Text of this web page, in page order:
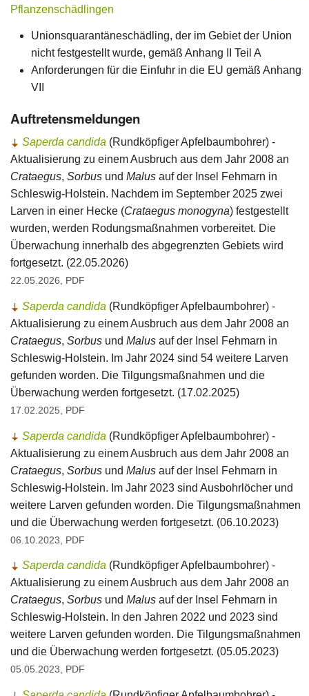
Pflanzenschädlingen
Unionsquarantäneschädling, der im Gebiet der Union
nicht festgestellt wurde, gemäß Anhang II Teil A
Anforderungen für die Einfuhr in die EU gemäß Anhang
VII
Auftretensmeldungen
Saperda candida (Rundköpfiger Apfelbaumbohrer) -
Aktualisierung zu einem Ausbruch aus dem Jahr 2008 an
Crataegus, Sorbus und Malus auf der Insel Fehmarn in
Schleswig-Holstein. Nachdem im September 2025 zwei
Larven in einer Hecke (Crataegus monogyna) festgestellt
wurden, werden Rodungsmaßnahmen vorbereitet. Die
Überwachung innerhalb des abgegrenzten Gebiets wird
fortgesetzt. (22.05.2026)
22.05.2026, PDF
Saperda candida (Rundköpfiger Apfelbaumbohrer) -
Aktualisierung zu einem Ausbruch aus dem Jahr 2008 an
Crataegus, Sorbus und Malus auf der Insel Fehmarn in
Schleswig-Holstein. Im Jahr 2024 sind 54 weitere Larven
gefunden worden. Die Tilgungsmaßnahmen und die
Überwachung werden fortgesetzt. (17.02.2025)
17.02.2025, PDF
Saperda candida (Rundköpfiger Apfelbaumbohrer) -
Aktualisierung zu einem Ausbruch aus dem Jahr 2008 an
Crataegus, Sorbus und Malus auf der Insel Fehmarn in
Schleswig-Holstein. Im Jahr 2023 sind Ausbohrlöcher und
weitere Larven gefunden worden. Die Tilgungsmaßnahmen
und die Überwachung werden fortgesetzt. (06.10.2023)
06.10.2023, PDF
Saperda candida (Rundköpfiger Apfelbaumbohrer) -
Aktualisierung zu einem Ausbruch aus dem Jahr 2008 an
Crataegus, Sorbus und Malus auf der Insel Fehmarn in
Schleswig-Holstein. In den Jahren 2022 und 2023 sind
weitere Larven gefunden worden. Die Tilgungsmaßnahmen
und die Überwachung werden fortgesetzt. (05.05.2023)
05.05.2023, PDF